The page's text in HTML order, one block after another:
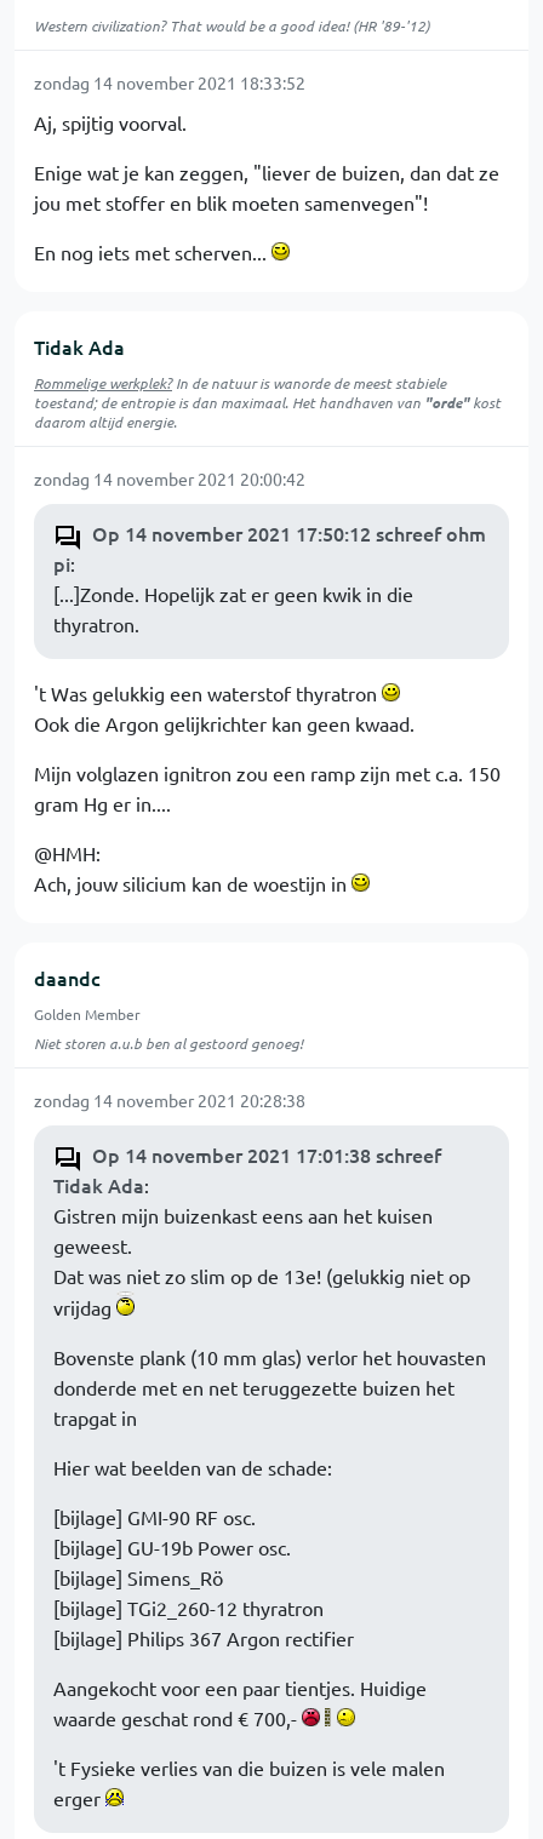
Western civilization? That would be a good idea! (HR '89-'12)
zondag 14 november 2021 18:33:52
Aj, spijtig voorval.
Enige wat je kan zeggen, "liever de buizen, dan dat ze
jou met stoffer en blik moeten samenvegen"!
En nog iets met scherven...
Tidak Ada
Rommelige werkplek?In de natuur iswanordede meest stabiele
toestand; de entropie is dan maximaal. Het handhaven van "orde"kost
daarom altijd energie.
zondag 14 november 2021 20:00:42
Op 14 november 2021 17:50:12 schreef ohm
pi:
[...]Zonde. Hopelijk zat er geen kwik in die
thyratron.
't Was gelukkig een waterstof thyratron
Ook die Argon gelijkrichter kan geen kwaad.
Mijn volglazen ignitron zou een ramp zijn met c.a. 150
gram Hg er in....
@HMH:
Ach, jouw silicium kan de woestijn in
daandc
Golden Member
Niet storen a.u.b ben al gestoord genoeg!
zondag 14 november 2021 20:28:38
Op 14 november 2021 17:01:38 schreef
Tidak Ada:
Gistren mijn buizenkast eens aan het kuisen
geweest.
Dat was niet zo slim op de 13e! (gelukkig niet op
vrijdag
Bovenste plank (10 mm glas) verlor het houvasten
donderde met en net teruggezette buizen het
trapgat in
Hier wat beelden van de schade:
[bijlage] GMI-90 RF osc.
[bijlage] GU-19b Power osc.
[bijlage] Simens_Rö
[bijlage] TGi2_260-12 thyratron
[bijlage] Philips 367 Argon rectifier
Aangekocht voor een paar tientjes. Huidige
waarde geschat rond € 700,-
't Fysieke verlies van die buizen is vele malen
erger